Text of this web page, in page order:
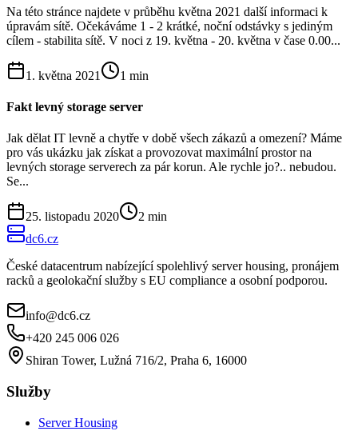
Na této stránce najdete v průběhu května 2021 další informaci k
úpravám sítě. Očekáváme 1 - 2 krátké, noční odstávky s jediným
cílem - stabilita sítě. V noci z 19. května - 20. května v čase 0.00...
1. května 2021 1 min
Fakt levný storage server
Jak dělat IT levně a chytře v době všech zákazů a omezení? Máme
pro vás ukázku jak získat a provozovat maximální prostor na
levných storage serverech za pár korun. Ale rychle jo?.. nebudou.
Se...
25. listopadu 2020 2 min
dc6.cz
České datacentrum nabízející spolehlivý server housing, pronájem
racků a geolokační služby s EU compliance a osobní podporou.
info@dc6.cz
+420 245 006 026
Shiran Tower, Lužná 716/2, Praha 6, 16000
Služby
Server Housing